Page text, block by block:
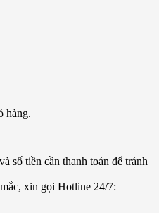
hàng.
số tiền cần thanh toán để tránh
xin gọi Hotline 24/7: